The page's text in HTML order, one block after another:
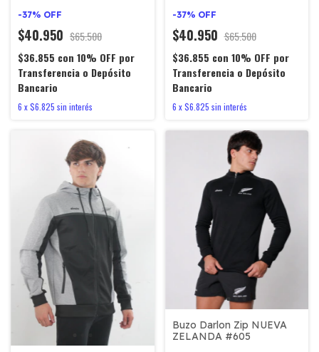
-37% OFF
$40.950 $65.500
$36.855 con 10% OFF por
Transferencia o Depósito
Bancario
6 x$6.825 sin interés
-37% OFF
$40.950 $65.500
$36.855 con 10% OFF por
Transferencia o Depósito
Bancario
6 x$6.825 sin interés
Buzo Darlon Zip NUEVA
ZELANDA #605